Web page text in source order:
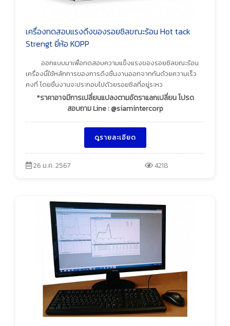
เครื่องทดสอบแรงดึงของรอยซิลขณะร้อน Hot tack
Strengt ยี่ห้อ KOPP
ออกแบบมาเพื่อทดสอบความแข็งแรงของรอยซิลขณะร้อน
เครื่องนี้ใช้หลักการของการดึงชิ้นงานออกจากกันด้วยความเร็ว
คงที่ โดยชิ้นงานจะประกอบไปด้วยรอยซิลที่อยู่ระหว
*ราคาอาจมีการเปลี่ยนแปลงตามอัตราแลกเปลี่ยน โปรด
สอบถาม Line : @siamintercorp
ดูรายละเอียด
26 ม.ค. 2567 4218